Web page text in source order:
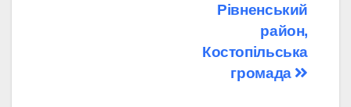
Рівненський
район,
Костопільська
громада